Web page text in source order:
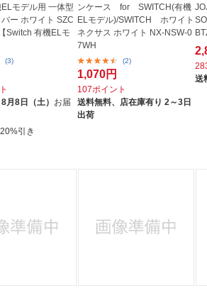
モデル用 一体型
ー ホワイト SZC
Switch 有機ELモ
(3)
8月8日（土） お届
20%引き
ンケース for SWITCH(有機
ELモデル)/SWITCH ホワイト
ネクサス ホワイト NX-NSW-0
7WH
(2)
1,070円
107ポイント
送料無料、 店在庫有り 2～3日
出荷
送